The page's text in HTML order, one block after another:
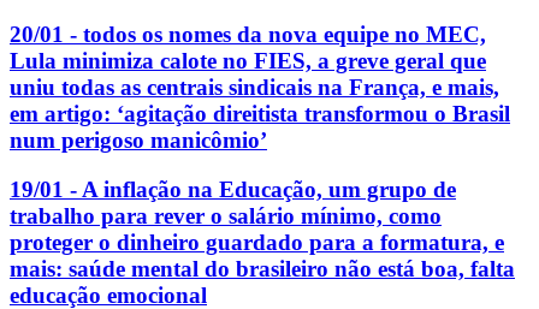
20/01 - todos os nomes da nova equipe no MEC,
Lula minimiza calote no FIES, a greve geral que
uniu todas as centrais sindicais na França, e mais,
em artigo: ‘agitação direitista transformou o Brasil
num perigoso manicômio’
19/01 - A inflação na Educação, um grupo de
trabalho para rever o salário mínimo, como
proteger o dinheiro guardado para a formatura, e
mais: saúde mental do brasileiro não está boa, falta
educação emocional